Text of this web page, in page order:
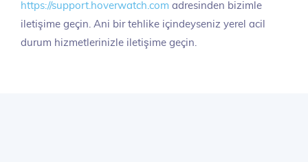
https://support.hoverwatch.com adresinden bizimle
iletişime geçin. Ani bir tehlike içindeyseniz yerel acil
durum hizmetlerinizle iletişime geçin.